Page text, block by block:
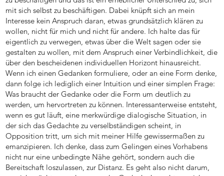
mit sich selbst zu beschäftigen. Dabei knüpft sich an mein
Interesse kein Anspruch daran, etwas grundsätzlich klären zu
wollen, nicht für mich und nicht für andere. Ich halte das für
eigentlich zu verwegen, etwas über die Welt sagen oder sie
gestalten zu wollen, mit dem Anspruch einer Verbindlichkeit, die
über den bescheidenen individuellen Horizont hinausreicht.
Wenn ich einen Gedanken formuliere, oder an eine Form denke,
dann folge ich lediglich einer Intuition und einer simplen Frage:
Was braucht der Gedanke oder die Form um deutlich zu
werden, um hervortreten zu können. Interessanterweise entsteht,
wenn es gut läuft, eine merkwürdige dialogische Situation, in
der sich das Gedachte zu verselbständigen scheint, in
Opposition tritt, um sich mit meiner Hilfe gewissermaßen zu
emanzipieren. Ich denke, dass zum Gelingen eines Vorhabens
nicht nur eine unbedingte Nähe gehört, sondern auch die
Bereitschaft loszulassen, zur Distanz. Es geht also nicht darum,